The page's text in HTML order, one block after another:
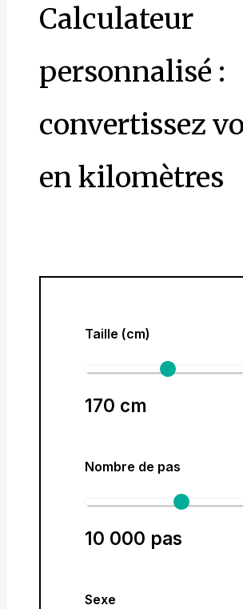
Calculateur
personnalisé :
convertissez
en kilomètres
Taille (cm)
170 cm
Nombre de pas
10 000 pas
Sexe